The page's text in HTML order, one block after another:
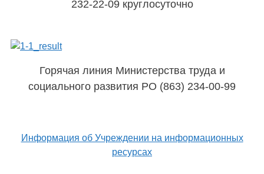
232-22-09 круглосуточно
Горячая линия Министерства труда и
социального развития РО (863) 234-00-99
Информация об Учреждении на информационных
ресурсах